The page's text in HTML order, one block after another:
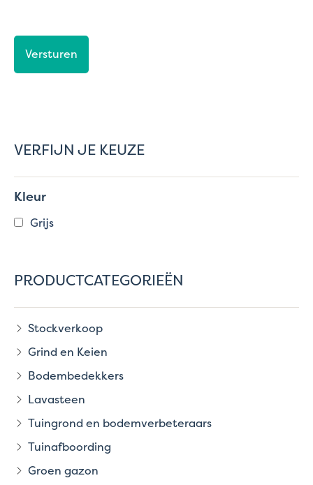
VERFIJN JE KEUZE
Kleur
Grijs
PRODUCTCATEGORIEËN
Stockverkoop
Grind en Keien
Bodembedekkers
Lavasteen
Tuingrond en bodemverbeteraars
Tuinafboording
Groen gazon